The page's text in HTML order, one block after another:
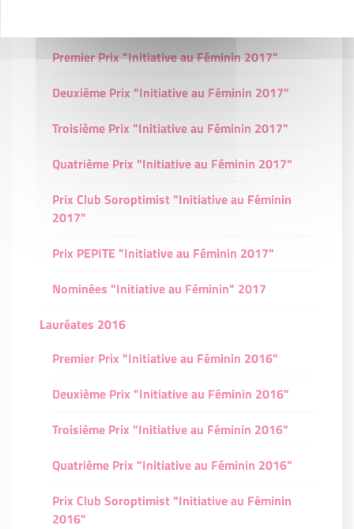
Premier Prix "Initiative au Féminin 2017"
Deuxième Prix "Initiative au Féminin 2017"
Troisième Prix "Initiative au Féminin 2017"
Quatrième Prix "Initiative au Féminin 2017"
Prix Club Soroptimist "Initiative au Féminin
2017"
Prix PEPITE "Initiative au Féminin 2017"
Nominées "Initiative au Féminin" 2017
Lauréates 2016
Premier Prix "Initiative au Féminin 2016"
Deuxième Prix "Initiative au Féminin 2016"
Troisième Prix "Initiative au Féminin 2016"
Quatrième Prix "Initiative au Féminin 2016"
Prix Club Soroptimist "Initiative au Féminin
2016"